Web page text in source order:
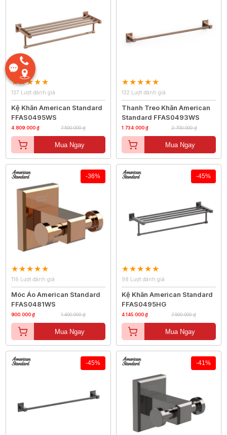
137 Lượt đánh giá
Kệ Khăn American Standard
FFAS0495WS
4.809.000 ₫ 7.500.000 ₫
Mua Ngay
132 Lượt đánh giá
Thanh Treo Khăn American
Standard FFAS0493WS
1.734.000 ₫ 2.700.000 ₫
Mua Ngay
-36%
116 Lượt đánh giá
Móc Áo American Standard
FFAS0481WS
900.000 ₫ 1.400.000 ₫
Mua Ngay
-45%
98 Lượt đánh giá
Kệ Khăn American Standard
FFAS0495HG
4.145.000 ₫ 7.500.000 ₫
Mua Ngay
-45% -41%